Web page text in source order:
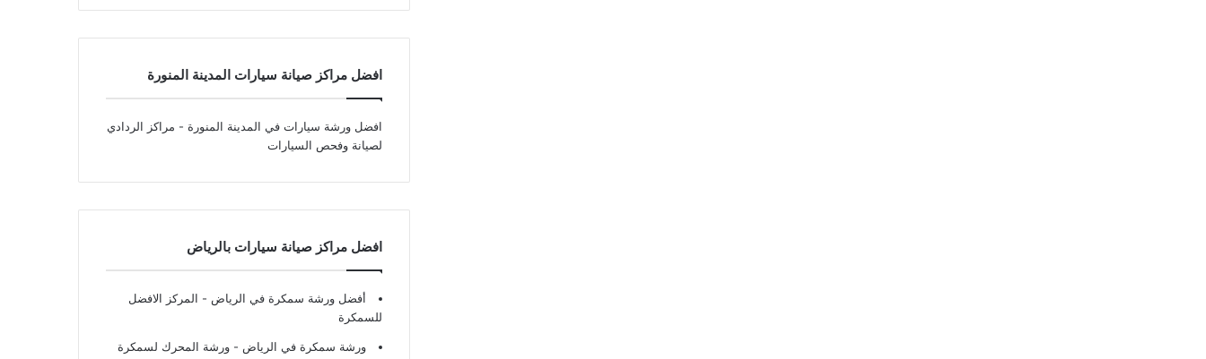
افضل مراكز صيانة سيارات المدينة المنورة
افضل ورشة سيارات في المدينة المنورة - مراكز الردادي
لصيانة وفحص السيارات
افضل مراكز صيانة سيارات بالرياض
أفضل ورشة سمكرة في الرياض - المركز الافضل
للسمكرة
ورشة سمكرة في الرياض - ورشة المحرك لسمكرة